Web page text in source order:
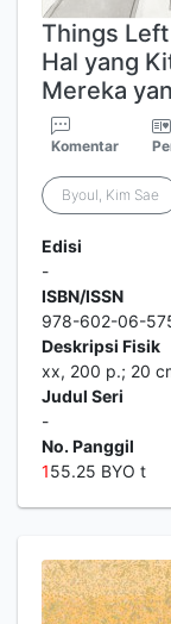
Things
Hal yang
Mereka
Komentar
Byoul, Kim Sae
Edisi
-
ISBN/ISSN
978-602-06-
Deskripsi Fisik
xx, 200 p.; 20
Judul Seri
-
No. Panggil
155.25 BYO t